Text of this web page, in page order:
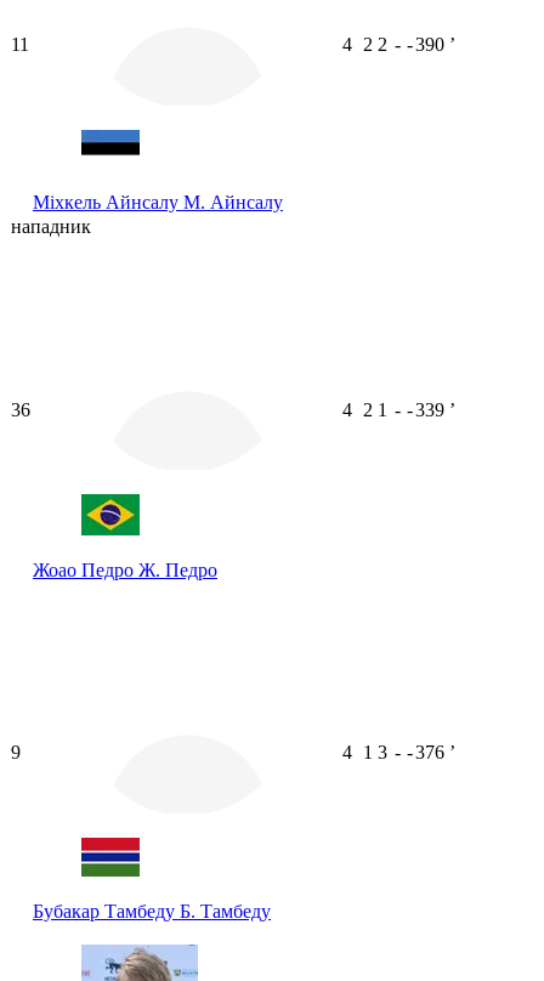
11
Міхкель Айнсалу М. Айнсалу
4 2 2 - -390 ʼ
нападник
36
Жоао Педро Ж. Педро
4 2 1 - -339 ʼ
9
Бубакар Тамбеду Б. Тамбеду
4 1 3 - -376 ʼ